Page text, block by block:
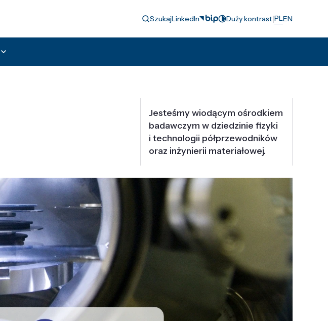
SzukajLinkedIn Duży kontrast|PLEN
Jesteśmy wiodącym ośrodkiem
badawczym w dziedzinie fizyki
i technologii półprzewodników
oraz inżynierii materiałowej.